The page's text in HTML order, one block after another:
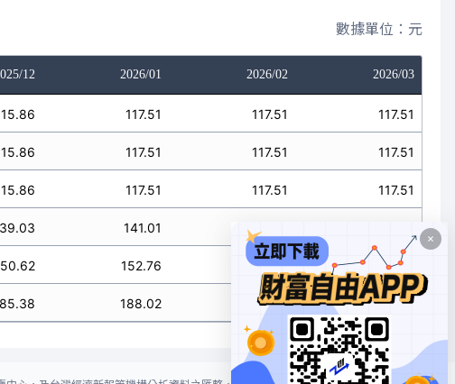
數據單位：元
12 2026/01 2026/02 2026/03
117.51 117.51 117.51
117.51 117.51 117.51
117.51 117.51 117.51
141.01 141.01
152.76 152.76 152.76
188.02 188.02 188.02